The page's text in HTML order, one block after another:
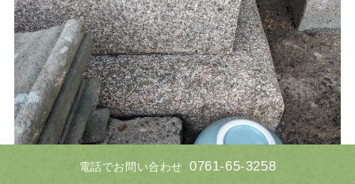
電話でお問い合わせ 0761-65-3258